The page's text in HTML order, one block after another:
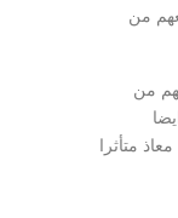
من
من
متأثرا